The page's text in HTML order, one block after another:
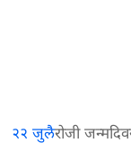
२२ जुलैरोजी